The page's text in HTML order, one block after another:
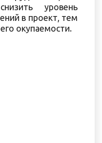
уровень
в проект, тем
окупаемости.